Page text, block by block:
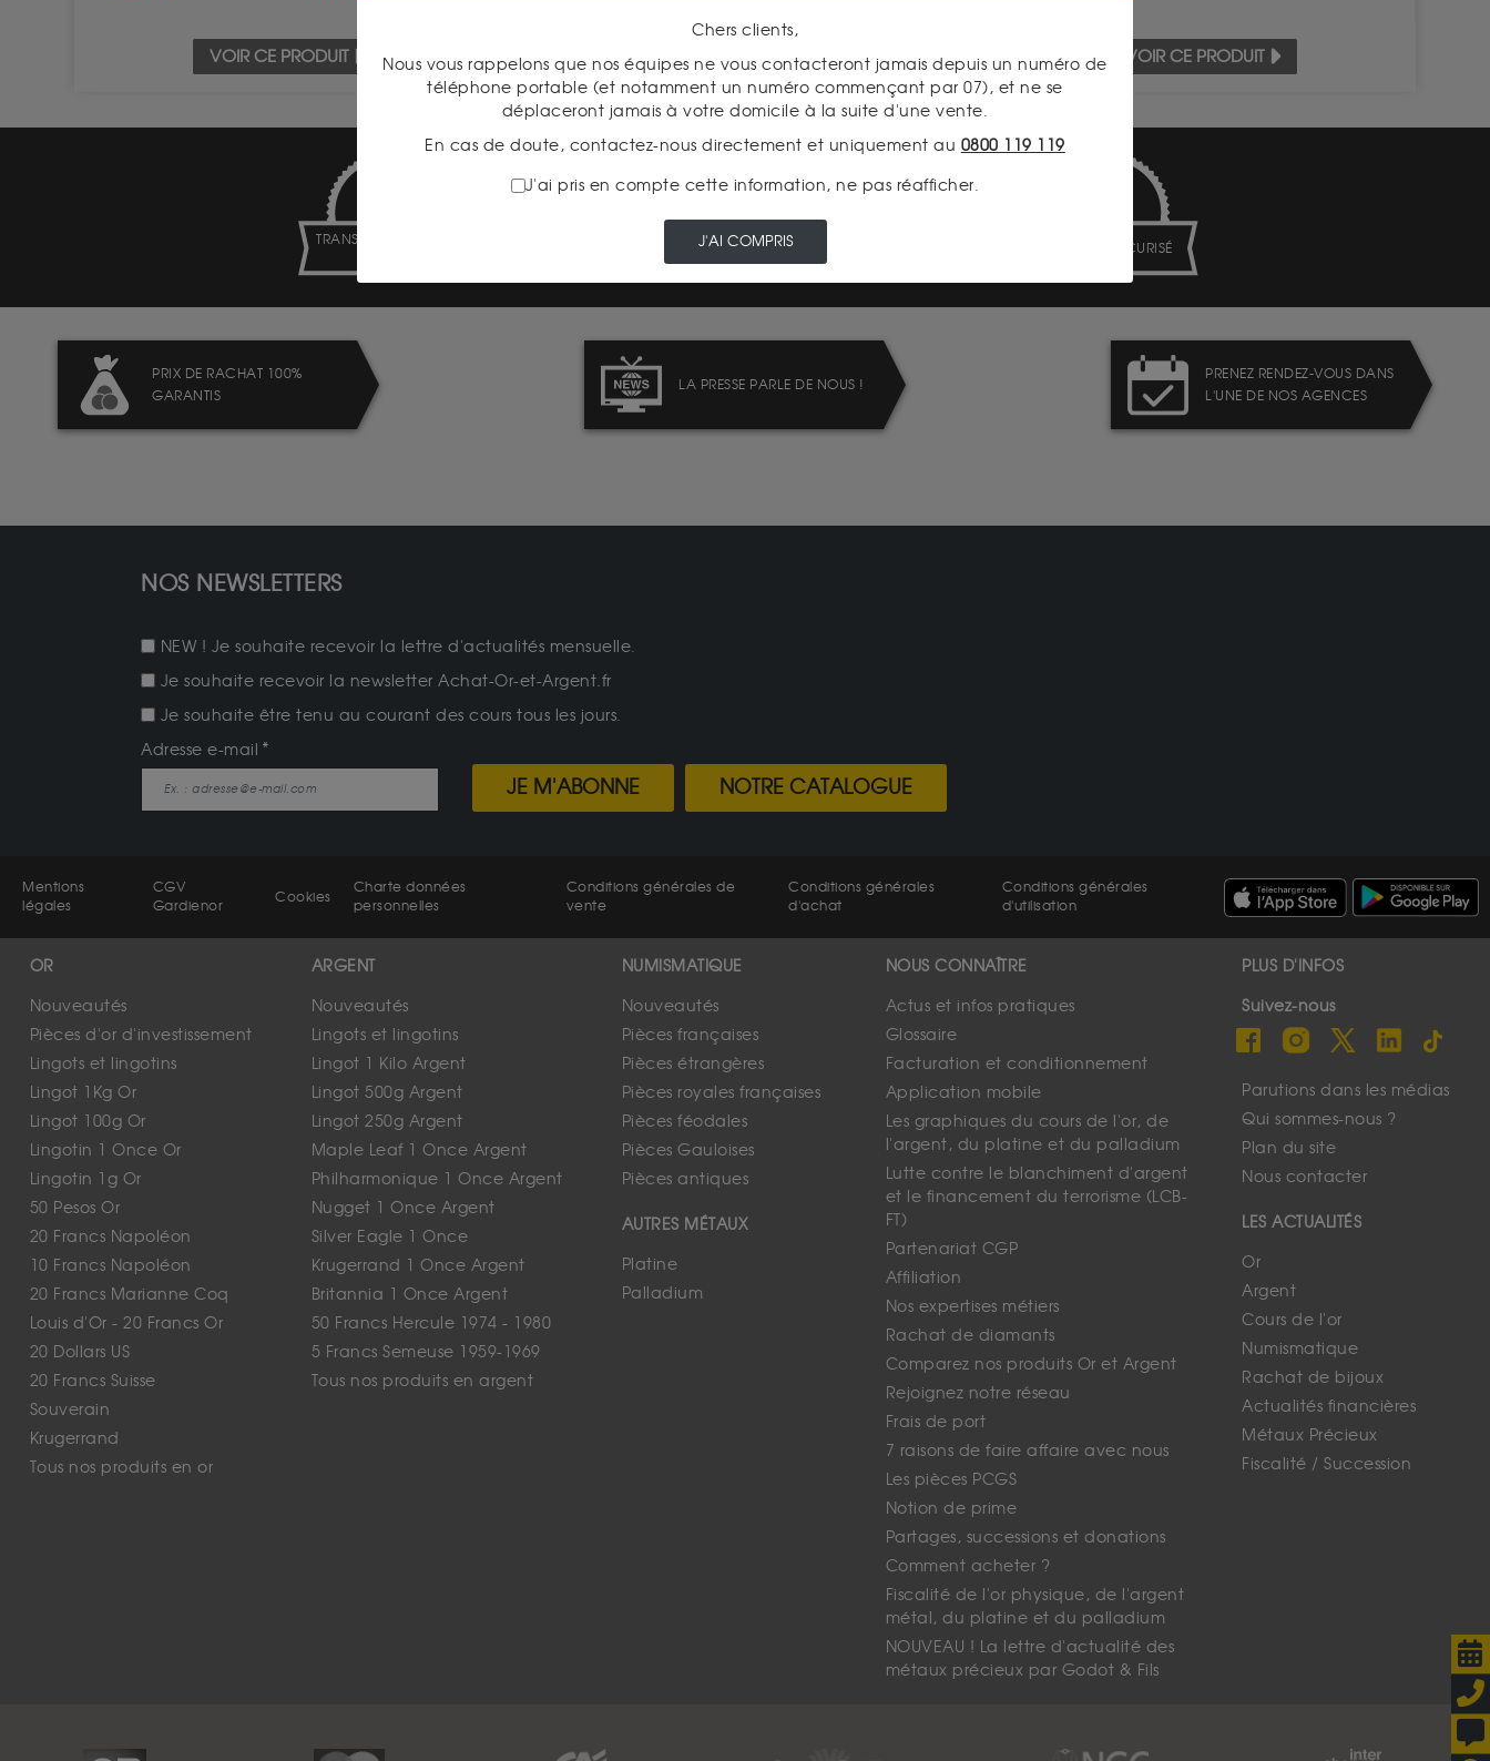
VOIR CE PRODUIT VOIR CE PRODUIT VOIR CE PRODUIT
TRANSPARENCE DES
LIVRAISON ASSURÉE PAIEMENT SECURISÉ
PRIX DE RACHAT 100%
GARANTIS
LA PRESSE PARLE DE NOUS !
PRENEZ RENDEZ-VOUS DANS
L'UNE DE NOS AGENCES
NOS NEWSLETTERS
NEW ! Je souhaite recevoir la lettre d'actualités mensuelle.
Je souhaite recevoir la newsletter Achat-Or-et-Argent.fr
Je souhaite être tenu au courant des cours tous les jours.
Adresse e-mail
JE M'ABONNE NOTRE CATALOGUE
Mentions
légales
CGV
Gardienor
Cookies
Charte données
personnelles
Conditions générales de
vente
Conditions générales
d'achat
Conditions générales
d'utilisation
OR
Nouveautés
Pièces d'or d'investissement
Lingots et lingotins
Lingot 1Kg Or
Lingot 100g Or
Lingotin 1 Once Or
Lingotin 1g Or
50 Pesos Or
20 Francs Napoléon
10 Francs Napoléon
20 Francs Marianne Coq
Louis d'Or - 20 Francs Or
20 Dollars US
20 Francs Suisse
Souverain
Krugerrand
Tous nos produits en or
ARGENT
Nouveautés
Lingots et lingotins
Lingot 1 Kilo Argent
Lingot 500g Argent
Lingot 250g Argent
Maple Leaf 1 Once Argent
Philharmonique 1 Once Argent
Nugget 1 Once Argent
Silver Eagle 1 Once
Krugerrand 1 Once Argent
Britannia 1 Once Argent
50 Francs Hercule 1974 - 1980
5 Francs Semeuse 1959-1969
Tous nos produits en argent
NUMISMATIQUE
Nouveautés
Pièces françaises
Pièces étrangères
Pièces royales françaises
Pièces féodales
Pièces Gauloises
Pièces antiques
AUTRES MÉTAUX
Platine
Palladium
NOUS CONNAÎTRE
Actus et infos pratiques
Glossaire
Facturation et conditionnement
Application mobile
Les graphiques du cours de l'or, de
l'argent, du platine et du palladium
Lutte contre le blanchiment d'argent
et le financement du terrorisme (LCB-
FT)
Partenariat CGP
Affiliation
Nos expertises métiers
Rachat de diamants
Comparez nos produits Or et Argent
Rejoignez notre réseau
Frais de port
7 raisons de faire affaire avec nous
Les pièces PCGS
Notion de prime
Partages, successions et donations
Comment acheter ?
Fiscalité de l'or physique, de l'argent
métal, du platine et du palladium
NOUVEAU ! La lettre d'actualité des
métaux précieux par Godot & Fils
PLUS D'INFOS
Suivez-nous
Parutions dans les médias
Qui sommes-nous ?
Plan du site
Nous contacter
LES ACTUALITÉS
Or
Argent
Cours de l'or
Numismatique
Rachat de bijoux
Actualités financières
Métaux Précieux
Fiscalité / Succession
Chers clients,
Nous vous rappelons que nos équipes ne vous contacteront jamais depuis un numéro de
téléphone portable (et notamment un numéro commençant par 07), et ne se
déplaceront jamais à votre domicile à la suite d'une vente.
En cas de doute, contactez-nous directement et uniquement au 0800 119 119
J'ai pris en compte cette information, ne pas réafficher.
J'AI COMPRIS